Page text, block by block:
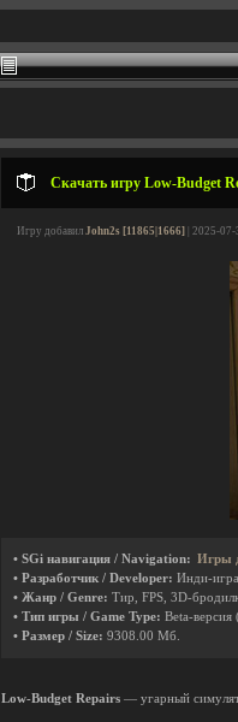
Скачать игру Low-Budget
Игру добавил John2s [11865|1666] | 2025-07-
• SGi навигация / Navigation: Игры
• Разработчик / Developer: Инди-игра
• Жанр / Genre: Тир, FPS, 3D-
• Тип игры / Game Type: Beta-версия
• Размер / Size: 9308.00 Мб.
Low-Budget Repairs — угарный